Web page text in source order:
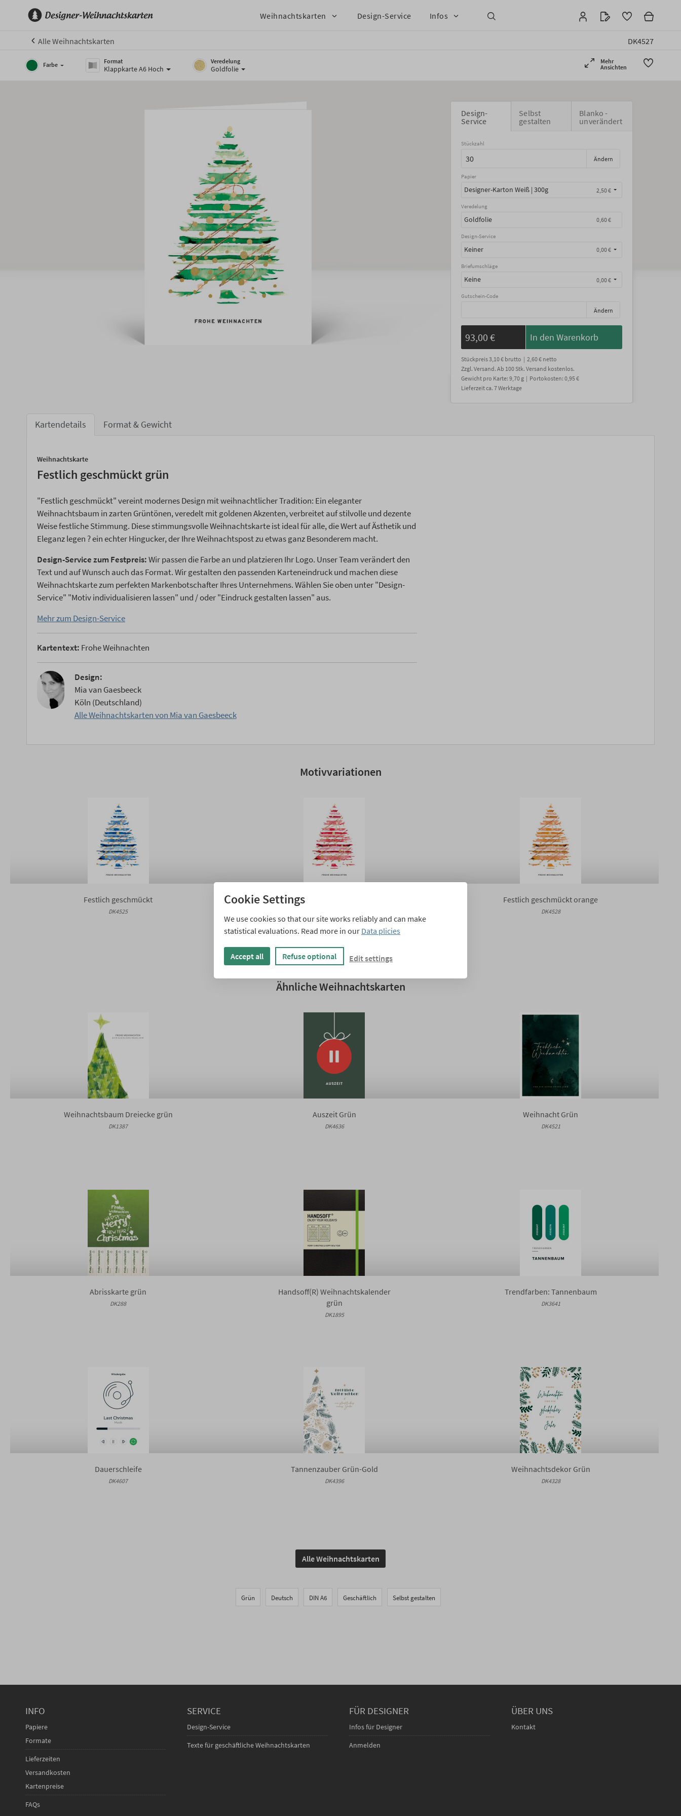
Weihnachtskarten Design-Service Infos
Alle Weihnachtskarten DK4527
Farbe
Format
Klappkarte A6 Hoch
Veredelung
Goldfolie
Mehr
Ansichten
Design-
Service
Selbst
gestalten
Blanko -
unverändert
Stückzahl
Ändern
Papier
Designer-Karton Weiß | 300g 2,50 €
Veredelung
Goldfolie 0,60 €
Design-Service
Keiner 0,00 €
Briefumschläge
Keine 0,00 €
Gutschein-Code
Ändern
93,00 € In den Warenkorb
Stückpreis3,10 € brutto |2,60 € netto
Zzgl. Versand. Ab 100 Stk. Versand kostenlos.
Gewicht pro Karte:9,70 g | Portokosten:0,95 €
Lieferzeitca.7Werktage
Kartendetails Format & Gewicht
Weihnachtskarte
Festlich geschmückt grün
"Festlich geschmückt" vereint modernes Design mit weihnachtlicher Tradition: Ein eleganter
Weihnachtsbaum in zarten Grüntönen, veredelt mit goldenen Akzenten, verbreitet auf stilvolle und dezente
Weise festliche Stimmung. Diese stimmungsvolle Weihnachtskarte ist ideal für alle, die Wert auf Ästhetik und
Eleganz legen ? ein echter Hingucker, der Ihre Weihnachtspost zu etwas ganz Besonderem macht.
Design-Service zum Festpreis:Wir passen die Farbe an und platzieren Ihr Logo. Unser Team verändert den
Text und auf Wunsch auch das Format. Wir gestalten den passenden Karteneindruck und machen diese
Weihnachtskarte zum perfekten Markenbotschafter Ihres Unternehmens. Wählen Sie oben unter "Design-
Service" "Motiv individualisieren lassen" und / oder "Eindruck gestalten lassen" aus.
Mehr zum Design-Service
Kartentext: Frohe Weihnachten
Design:
Mia van Gaesbeeck
Köln (Deutschland)
Alle Weihnachtskarten von Mia van Gaesbeeck
Motivvariationen
Festlich geschmückt
DK4525
Festlich geschmückt rot Festlich geschmückt orange
DK4528
Ähnliche Weihnachtskarten
Weihnachtsbaum Dreiecke grün
DK1387
Auszeit Grün
DK4636
Weihnacht Grün
DK4521
Abrisskarte grün
DK288
Handsoff(R) Weihnachtskalender
grün
DK1895
Trendfarben: Tannenbaum
DK3641
Dauerschleife
DK4607
Tannenzauber Grün-Gold
DK4396
Weihnachtsdekor Grün
DK4328
Alle Weihnachtskarten
Grün Deutsch DIN A6 Geschäftlich Selbst gestalten
INFO
Papiere
Formate
Lieferzeiten
Versandkosten
Kartenpreise
FAQs
SERVICE
Design-Service
Texte für geschäftliche Weihnachtskarten
FÜR DESIGNER
Infos für Designer
Anmelden
ÜBER UNS
Kontakt
Cookie Settings
We use cookies so that our site works reliably and can make
statistical evaluations. Read more in our Data plicies
Accept all Refuse optional Edit settings